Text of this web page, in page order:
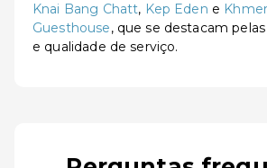
Knai Bang Chatt, Kep Eden e
Guesthouse, que se destacam
e qualidade de serviço.